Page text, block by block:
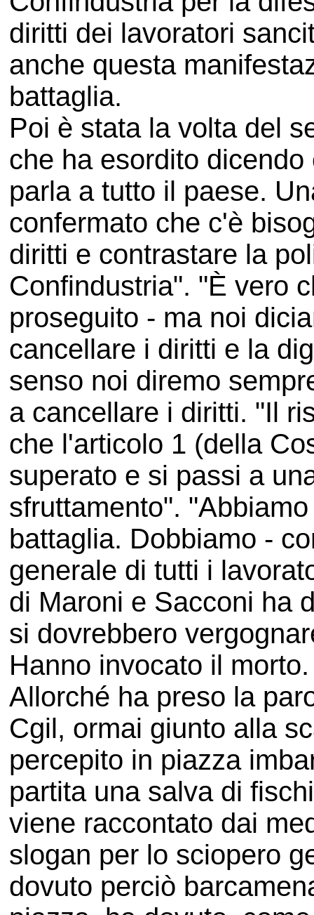
diritti dei lavoratori
anche questa
battaglia.
Poi è stata la volta del
che ha esordito
parla a tutto il paese.
confermato che c'è
diritti e contrastare la
Confindustria". "È vero
proseguito - ma noi
cancellare i diritti e la
senso noi diremo
a cancellare i diritti. "Il
che l'articolo 1 (della
superato e si passi a
sfruttamento".
battaglia. Dobbiamo -
generale di tutti i
di Maroni e Sacconi ha
si dovrebbero
Hanno invocato il
Allorché ha preso la
Cgil, ormai giunto alla
percepito in piazza
partita una salva di
viene raccontato dai
slogan per lo sciopero
dovuto perciò